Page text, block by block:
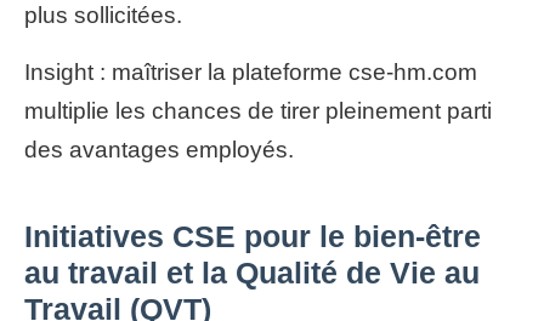
plus sollicitées.
Insight : maîtriser la plateforme cse-hm.com
multiplie les chances de tirer pleinement parti
des avantages employés.
Initiatives CSE pour le bien-être
au travail et la Qualité de Vie au
Travail (QVT)